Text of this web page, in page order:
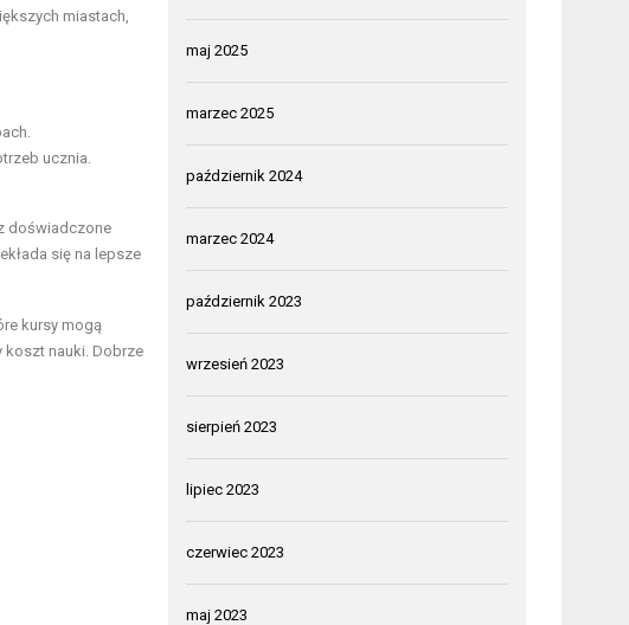
miastach,
ucznia.
doświadczone
się na lepsze
kursy mogą
koszt nauki. Dobrze
maj 2025
marzec 2025
październik 2024
marzec 2024
październik 2023
wrzesień 2023
sierpień 2023
lipiec 2023
czerwiec 2023
maj 2023